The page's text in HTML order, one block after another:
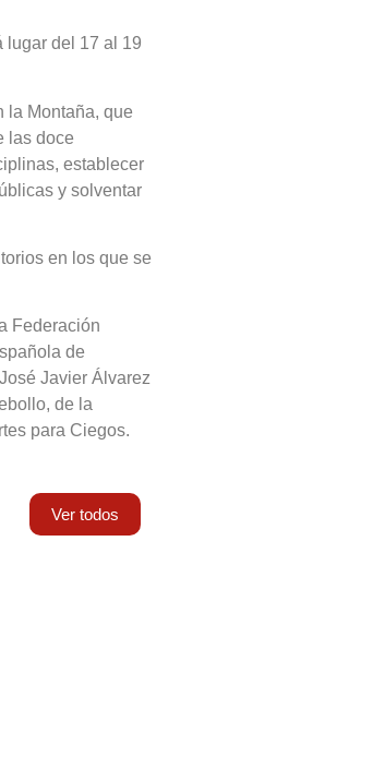
lugar del 17 al 19
la Montaña, que
las doce
establecer
y solventar
en los que se
Federación
de
Javier Álvarez
de la
para Ciegos.
Ver todos